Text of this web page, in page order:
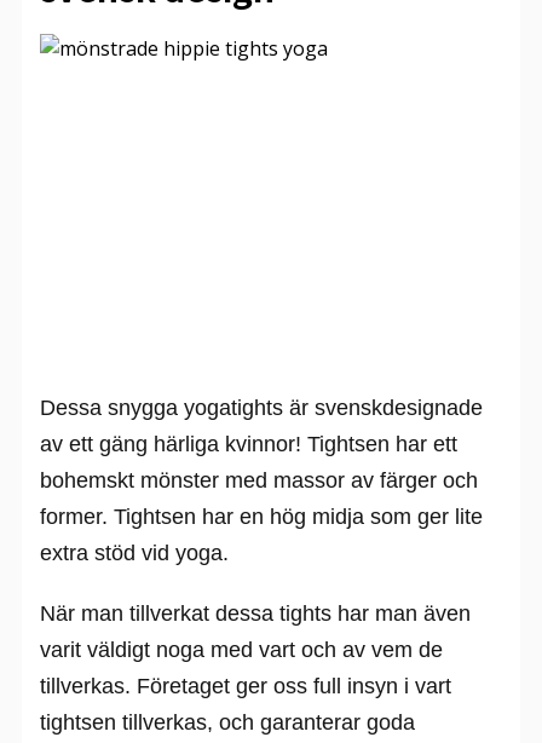
Dessa snygga yogatights är svenskdesignade
av ett gäng härliga kvinnor! Tightsen har ett
bohemskt mönster med massor av färger och
former. Tightsen har en hög midja som ger lite
extra stöd vid yoga.
När man tillverkat dessa tights har man även
varit väldigt noga med vart och av vem de
tillverkas. Företaget ger oss full insyn i vart
tightsen tillverkas, och garanterar goda